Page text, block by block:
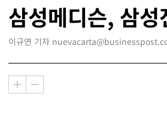
삼성메디슨, 삼
이규연 기자